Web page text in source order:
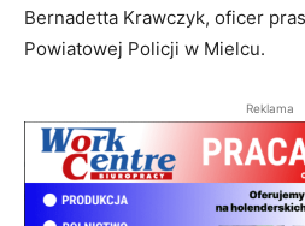
Bernadetta Krawczyk, oficer
Powiatowej Policji w Mielcu.
Reklama